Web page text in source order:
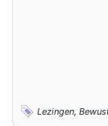
Lezingen,